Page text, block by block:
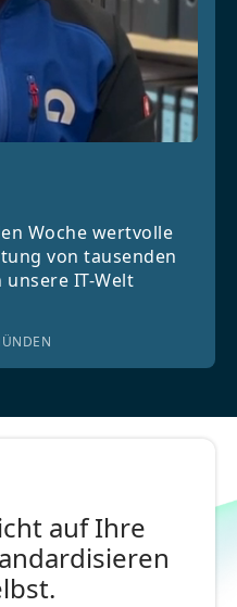
Woche wertvolle
von tausenden
IT-Welt
auf Ihre